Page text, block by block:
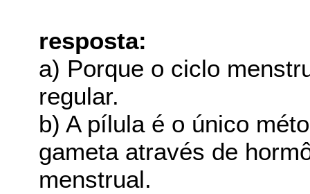
resposta:
a) Porque o ciclo
regular.
b) A pílula é o único
gameta através de
menstrual.